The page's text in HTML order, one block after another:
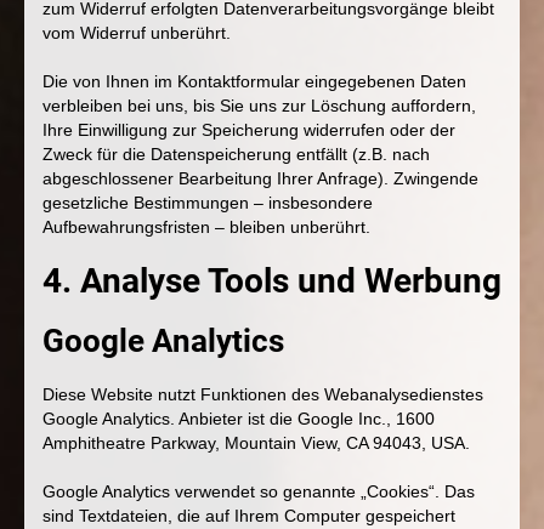
zum Widerruf erfolgten Datenverarbeitungsvorgänge bleibt
vom Widerruf unberührt.
Die von Ihnen im Kontaktformular eingegebenen Daten
verbleiben bei uns, bis Sie uns zur Löschung auffordern,
Ihre Einwilligung zur Speicherung widerrufen oder der
Zweck für die Datenspeicherung entfällt (z.B. nach
abgeschlossener Bearbeitung Ihrer Anfrage). Zwingende
gesetzliche Bestimmungen – insbesondere
Aufbewahrungsfristen – bleiben unberührt.
4. Analyse Tools und Werbung
Google Analytics
Diese Website nutzt Funktionen des Webanalysedienstes
Google Analytics. Anbieter ist die Google Inc., 1600
Amphitheatre Parkway, Mountain View, CA 94043, USA.
Google Analytics verwendet so genannte „Cookies“. Das
sind Textdateien, die auf Ihrem Computer gespeichert